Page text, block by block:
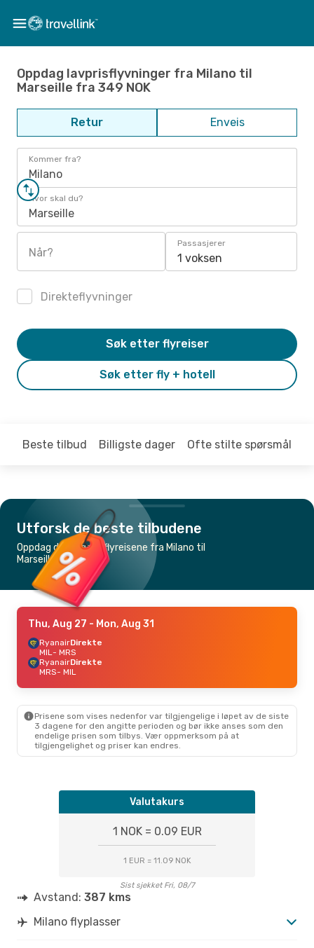
Oppdag lavprisflyvninger fra Milano til
Marseille fra 349 NOK
Retur Enveis
Kommer fra?
Milano
Hvor skal du?
Marseille
Når?
Passasjerer
1 voksen
Direkteflyvninger
Søk etter fly + hotell
Søk etter flyreiser
Beste tilbud Billigste dager Ofte stilte spørsmål
Utforsk de beste tilbudene
Oppdag de billigste flyreisene fra Milano til
Marseille
Thu, Aug 27 - Mon, Aug 31
RyanairDirekte
MIL- MRS
RyanairDirekte
MRS- MIL
Prisene som vises nedenfor var tilgjengelige i løpet av de siste
3 dagene for den angitte perioden og bør ikke anses som den
endelige prisen som tilbys. Vær oppmerksom på at
tilgjengelighet og priser kan endres.
Valutakurs
1 NOK = 0.09 EUR
1 EUR = 11.09 NOK
Sist sjekket Fri, 08/7
Avstand: 387 kms
Milano flyplasser